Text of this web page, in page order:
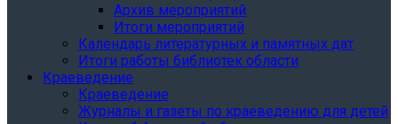
Архив мероприятий
Итоги мероприятий
Календарь литературных и памятных дат
Итоги работы библиотек области
Краеведение
Краеведение
Журналы и газеты по краеведению для детей